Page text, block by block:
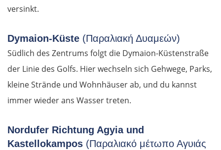
versinkt.
Dymaion-Küste (Παραλιακή Δυαμεών)
Südlich des Zentrums folgt die Dymaion-Küstenstraße
der Linie des Golfs. Hier wechseln sich Gehwege, Parks,
kleine Strände und Wohnhäuser ab, und du kannst
immer wieder ans Wasser treten.
Nordufer Richtung Agyia und
Kastellokampos (Παραλιακό μέτωπο Αγυιάς